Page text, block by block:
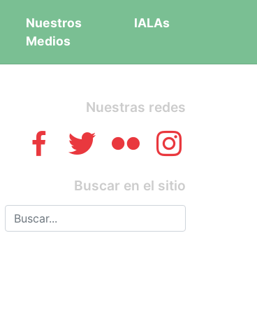
Nuestros
Medios
IALAs
Nuestras redes
Buscar en el sitio